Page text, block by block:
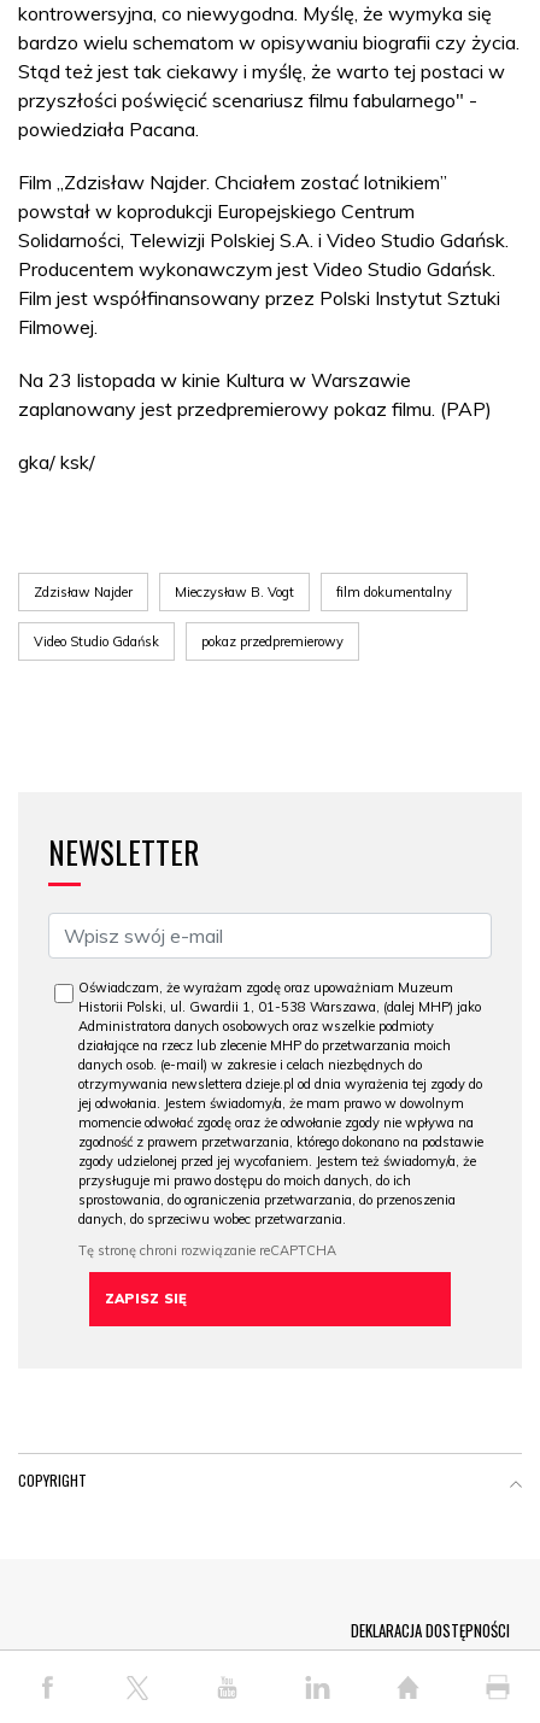
kontrowersyjna, co niewygodna. Myślę, że wymyka się
bardzo wielu schematom w opisywaniu biografii czy życia.
Stąd też jest tak ciekawy i myślę, że warto tej postaci w
przyszłości poświęcić scenariusz filmu fabularnego" -
powiedziała Pacana.
Film „Zdzisław Najder. Chciałem zostać lotnikiem”
powstał w koprodukcji Europejskiego Centrum
Solidarności, Telewizji Polskiej S.A. i Video Studio Gdańsk.
Producentem wykonawczym jest Video Studio Gdańsk.
Film jest współfinansowany przez Polski Instytut Sztuki
Filmowej.
Na 23 listopada w kinie Kultura w Warszawie
zaplanowany jest przedpremierowy pokaz filmu. (PAP)
gka/ ksk/
Zdzisław Najder Mieczysław B. Vogt film dokumentalny
Video Studio Gdańsk pokaz przedpremierowy
NEWSLETTER
Oświadczam, że wyrażam zgodę oraz upoważniam Muzeum
Historii Polski, ul. Gwardii 1, 01-538 Warszawa, (dalej MHP) jako
Administratora danych osobowych oraz wszelkie podmioty
działające na rzecz lub zlecenie MHP do przetwarzania moich
danych osob. (e-mail) w zakresie i celach niezbędnych do
otrzymywania newslettera dzieje.pl od dnia wyrażenia tej zgody do
jej odwołania. Jestem świadomy/a, że mam prawo w dowolnym
momencie odwołać zgodę oraz że odwołanie zgody nie wpływa na
zgodność z prawem przetwarzania, którego dokonano na podstawie
zgody udzielonej przed jej wycofaniem. Jestem też świadomy/a, że
przysługuje mi prawo dostępu do moich danych, do ich
sprostowania, do ograniczenia przetwarzania, do przenoszenia
danych, do sprzeciwu wobec przetwarzania.
COPYRIGHT
© COPYRIGHT PAP 2026
DEKLARACJA DOSTĘPNOŚCI